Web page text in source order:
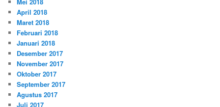
April 2018
Maret 2018
Februari 2018
Januari 2018
Desember 2017
November 2017
Oktober 2017
September 2017
Agustus 2017
Juli 2017